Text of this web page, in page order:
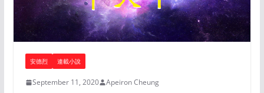
安德烈 連載小說
September 11, 2020 Apeiron Cheung